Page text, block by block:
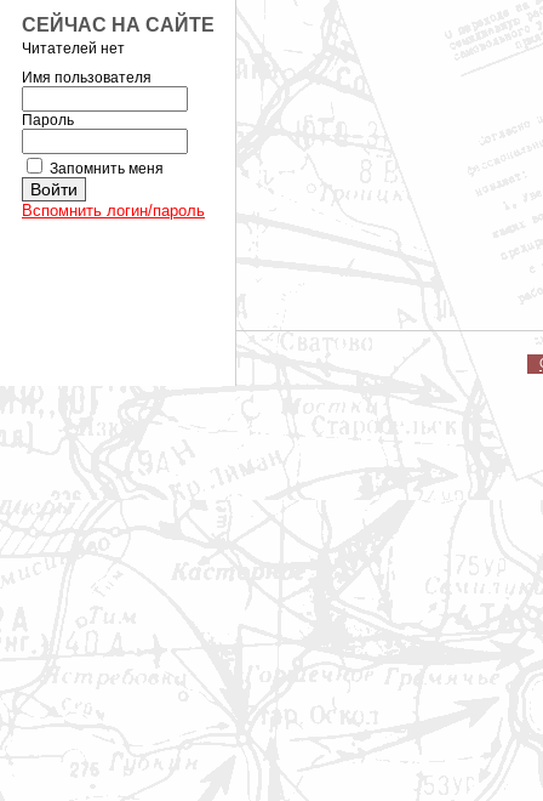
СЕЙЧАС НА САЙТЕ
Читателей нет
Имя пользователя
Пароль
Запомнить меня
Вспомнить логин/пароль